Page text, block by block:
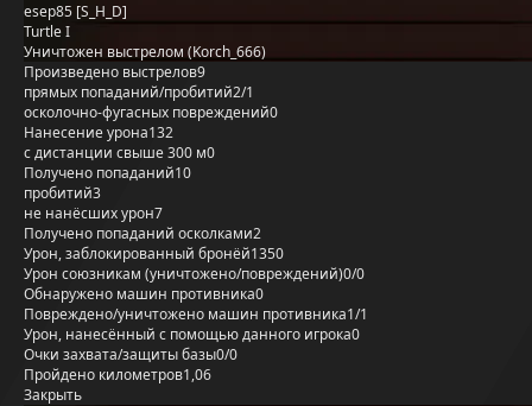
esep85 [S_H_D]
Turtle I
Уничтожен выстрелом (Korch_666)
Произведено выстрелов9
прямых попаданий/пробитий2/1
осколочно-фугасных повреждений0
Нанесение урона132
с дистанции свыше 300 м0
Получено попаданий10
пробитий3
не нанёсших урон7
Получено попаданий осколками2
Урон, заблокированный бронёй1350
Урон союзникам (уничтожено/повреждений)0/0
Обнаружено машин противника0
Повреждено/уничтожено машин противника1/1
Урон, нанесённый с помощью данного игрока0
Очки захвата/защиты базы0/0
Пройдено километров1,06
Закрыть